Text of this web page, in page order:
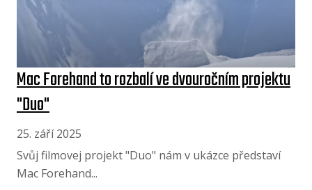
Mac Forehand to rozbalí ve dvouročním projektu
"Duo"
25. září 2025
Svůj filmovej projekt "Duo" nám v ukázce představí
Mac Forehand...